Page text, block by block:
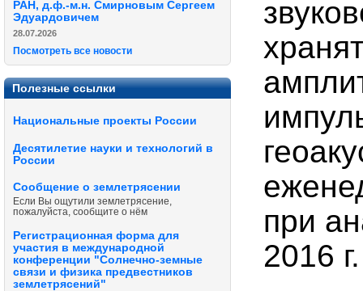
РАН, д.ф.-м.н. Смирновым Сергеем
Эдуардовичем
28.07.2026
Посмотреть все новости
Полезные ссылки
Национальные проекты России
Десятилетие науки и технологий в
России
Сообщение о землетрясении
Если Вы ощутили землетрясение,
пожалуйста, сообщите о нём
Регистрационная форма для
участия в международной
конференции "Солнечно-земные
связи и физика предвестников
землетрясений"
при
2016